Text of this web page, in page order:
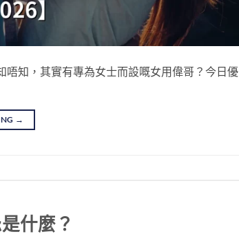
知，其實有專為女士而設嘅女用偉哥？今日優
→
什麼？